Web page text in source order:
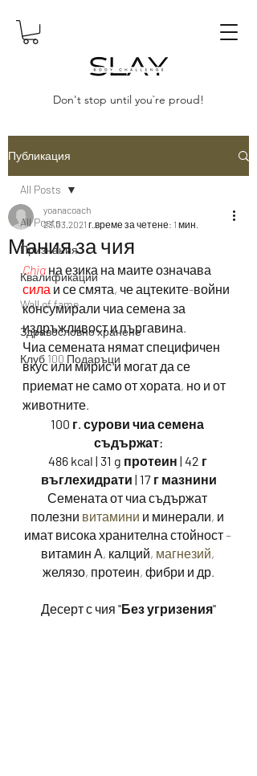
Don't stop until you`re proud!
Публикация
All Posts
Признания
Квалификации
Wall of fame
Здравословно хранене
Клуб 100 Подаръци
All Posts
Мания за чия
yoanacoach
23.03.2021 г. време за четене: 1 мин.
Chia на езика на маите означава
сила и се смята, че ацтеките-войни
консумирали чиа семена за
издръжливост и пъргавина.
Чиа семената нямат специфичен
вкус или мирис и могат да се
приемат не само от хората, но и от
животните.
100 г. сурови чиа семена
съдържат:
486 kcal | 31 g протеин | 42 г
въглехидрати | 17 г мазнини
Семената от чиа съдържат
полезни витамини и минерали, и
имат висока хранителна стойност –
витамин А, калций, магнезий,
желязо, протеин, фибри и др.
Десерт с чия ''Без угризения''